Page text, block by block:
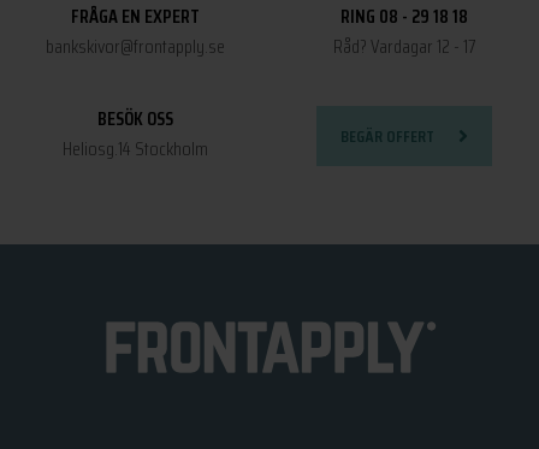
FRÅGA EN EXPERT
bankskivor@frontapply.se
RING 08 - 29 18 18
Råd? Vardagar 12 - 17
BESÖK OSS
Heliosg.14 Stockholm
BEGÄR OFFERT